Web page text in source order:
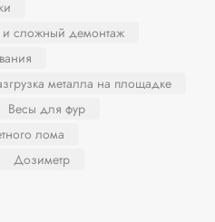
сложный демонтаж
металла на площадке
Весы для фур
лома
Дозиметр